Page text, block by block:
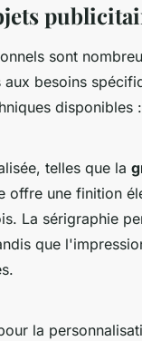
sont
besoins
disponibles :
telles que la
offre une finition
La sérigraphie
que
la